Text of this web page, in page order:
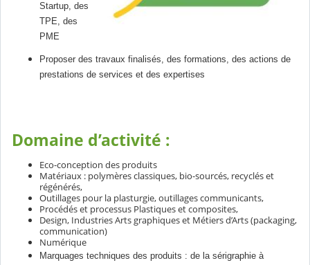
Startup, des
TPE, des
PME
Proposer des travaux finalisés, des formations, des actions de
prestations de services et des expertises
Domaine d’activité :
Eco-conception des produits
Matériaux : polymères classiques, bio-sourcés, recyclés et
régénérés,
Outillages pour la plasturgie, outillages communicants,
Procédés et processus Plastiques et composites,
Design, Industries Arts graphiques et Métiers d’Arts (packaging,
communication)
Numérique
Marquages techniques des produits : de la sérigraphie à